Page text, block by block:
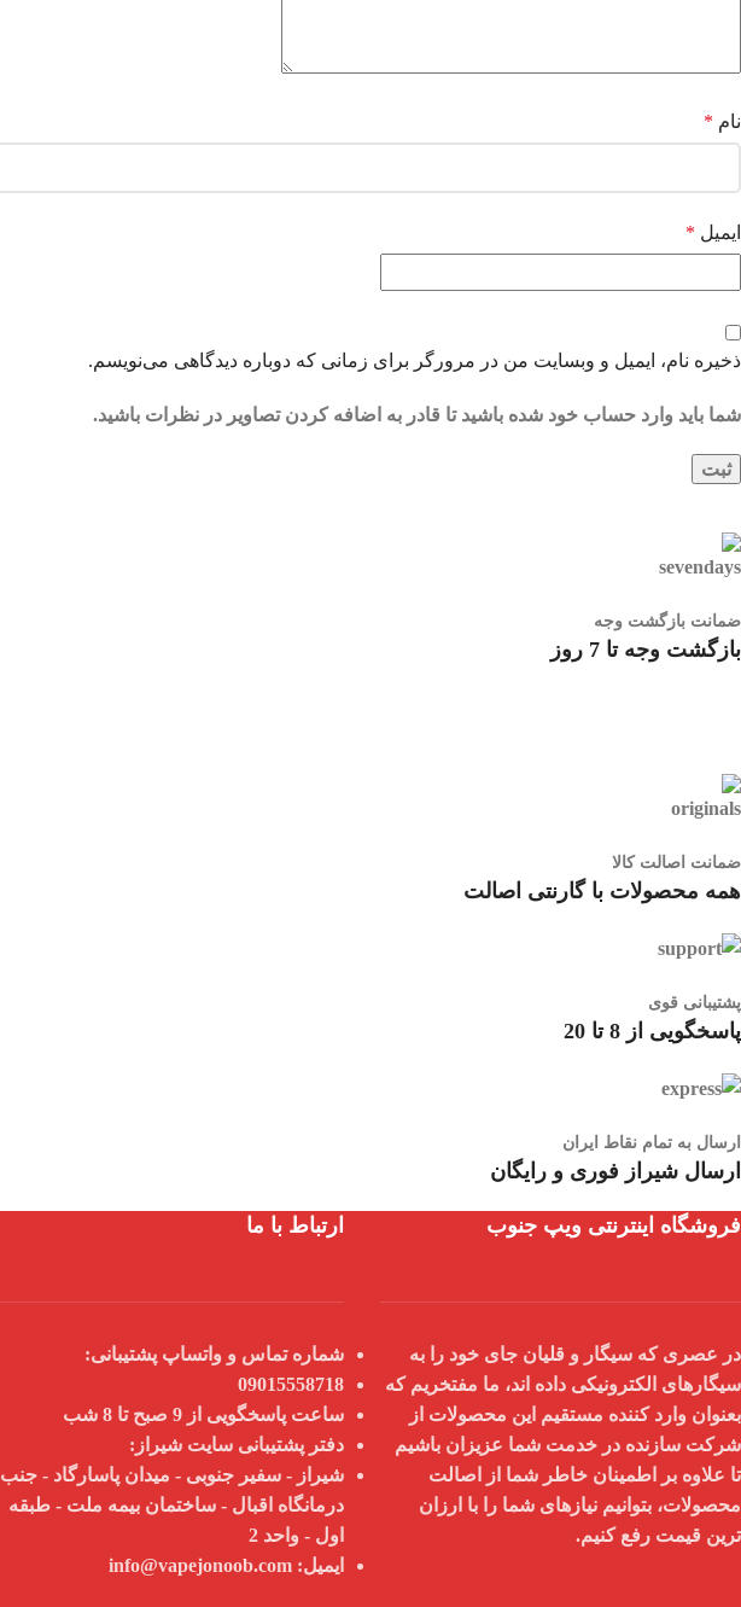
نام *
ایمیل *
ذخیره نام، ایمیل و وبسایت من در مرورگر برای زمانی که دوباره دیدگاهی می‌نویسم.
شما باید وارد حساب خود شده باشید تا قادر به اضافه کردن تصاویر در نظرات باشید.
ضمانت بازگشت وجه
بازگشت وجه تا 7 روز
ضمانت اصالت کالا
همه محصولات با گارنتی اصالت
پشتیبانی قوی
پاسخگویی از 8 تا 20
ارسال به تمام نقاط ایران
ارسال شیراز فوری و رایگان
فروشگاه اینترنتی ویپ جنوب
در عصری که سیگار و قلیان جای خود را به
سیگارهای الکترونیکی داده اند، ما مفتخریم که
بعنوان وارد کننده مستقیم این محصولات از
شرکت سازنده در خدمت شما عزیزان باشیم
تا علاوه بر اطمینان خاطر شما از
اصالت
محصولات، بتوانیم نیازهای شما را با ارزان
ترین قیمت رفع کنیم.
ارتباط با ما
شماره تماس و واتساپ پشتیبانی:
09015558718
ساعت پاسخگویی از 9 صبح تا 8 شب
دفتر پشتیبانی سایت شیراز:
شیراز - سفیر جنوبی - میدان پاسارگاد - جنب
درمانگاه اقبال - ساختمان بیمه ملت - طبقه
اول - واحد 2
ایمیل: